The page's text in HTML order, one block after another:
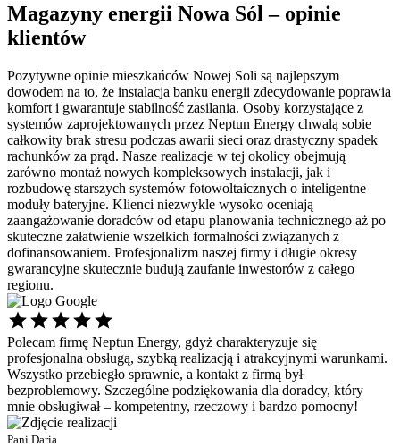
Magazyny energii Nowa Sól – opinie
klientów
Pozytywne opinie mieszkańców Nowej Soli są najlepszym
dowodem na to, że instalacja banku energii zdecydowanie poprawia
komfort i gwarantuje stabilność zasilania. Osoby korzystające z
systemów zaprojektowanych przez Neptun Energy chwalą sobie
całkowity brak stresu podczas awarii sieci oraz drastyczny spadek
rachunków za prąd. Nasze realizacje w tej okolicy obejmują
zarówno montaż nowych kompleksowych instalacji, jak i
rozbudowę starszych systemów fotowoltaicznych o inteligentne
moduły bateryjne. Klienci niezwykle wysoko oceniają
zaangażowanie doradców od etapu planowania technicznego aż po
skuteczne załatwienie wszelkich formalności związanych z
dofinansowaniem. Profesjonalizm naszej firmy i długie okresy
gwarancyjne skutecznie budują zaufanie inwestorów z całego
regionu.
Polecam firmę Neptun Energy, gdyż charakteryzuje się
profesjonalna obsługą, szybką realizacją i atrakcyjnymi warunkami.
Wszystko przebiegło sprawnie, a kontakt z firmą był
bezproblemowy. Szczególne podziękowania dla doradcy, który
mnie obsługiwał – kompetentny, rzeczowy i bardzo pomocny!
Pani Daria